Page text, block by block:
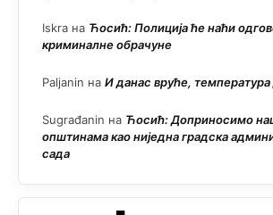
Iskra на Ћосић: Полиција ће наћи
криминалне обрачуне
Paljanin на И данас вруће,
Sugrađanin на Ћосић: Доприносимо
општинама као ниједна градска
сада